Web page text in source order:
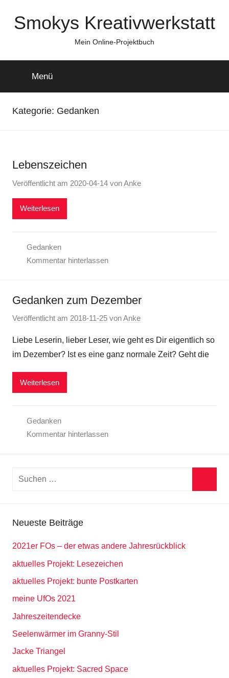
InhaltSmokys Kreativwerkstatt
Mein Online-Projektbuch
Menü
Kategorie: Gedanken
Lebenszeichen
Veröffentlicht am 2020-04-14 vonAnke
Weiterlesen
Gedanken
Kommentar hinterlassen
Gedanken zum Dezember
Veröffentlicht am 2018-11-25 vonAnke
Liebe Leserin, lieber Leser, wie geht es Dir eigentlich so
im Dezember? Ist es eine ganz normale Zeit? Geht die
Weiterlesen
Gedanken
Kommentar hinterlassen
Suchen
Neueste Beiträge
2021er FOs – der etwas andere Jahresrückblick
aktuelles Projekt: Lesezeichen
aktuelles Projekt: bunte Postkarten
meine UfOs 2021
Jahreszeitendecke
Seelenwärmer im Granny-Stil
Jacke Triangel
aktuelles Projekt: Sacred Space